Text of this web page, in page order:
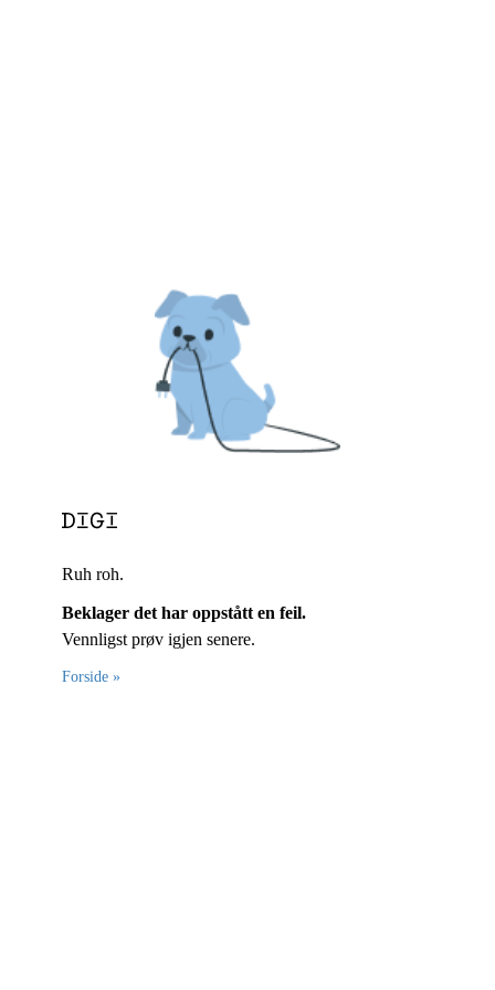
Ruh roh.
Beklager det har oppstått en feil.
Vennligst prøv igjen senere.
Forside »